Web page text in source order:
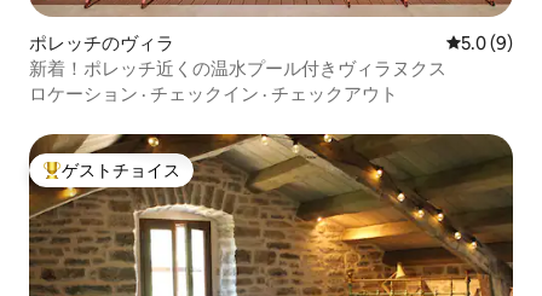
ポレッチのヴィラ レビュー9
5.0 (9)
新着！ポレッチ近くの温水プール付きヴィラヌクス
ロケーション · チェックイン · チェックアウト
大好評のゲストチョイスです。
ゲストチョイス